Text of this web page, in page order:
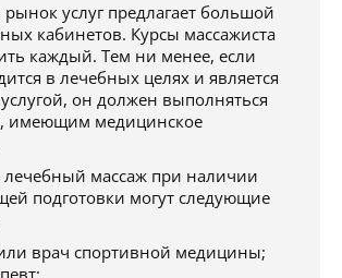
услуг предлагает большой
кабинетов. Курсы массажиста
каждый. Тем ни менее, если
в лечебных целях и является
он должен выполняться
имеющим медицинское
лечебный массаж при наличии
подготовки могут следующие
врач спортивной медицины;